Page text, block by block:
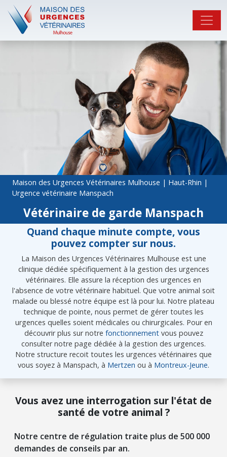
Maison des Urgences Vétérinaires Mulhouse | Haut-Rhin |
Urgence vétérinaire Manspach
Vétérinaire de garde Manspach
Quand chaque minute compte, vous
pouvez compter sur nous.
La Maison des Urgences Vétérinaires Mulhouse est une
clinique dédiée spécifiquement à la gestion des urgences
vétérinaires. Elle assure la réception des urgences en
l'absence de votre vétérinaire habituel. Que votre animal soit
malade ou blessé notre équipe est là pour lui. Notre plateau
technique de pointe, nous permet de gérer toutes les
urgences quelles soient médicales ou chirurgicales. Pour en
découvrir plus sur notre fonctionnementvous pouvez
consulter notre page dédiée à la gestion des urgences.
Notre structure recoit toutes les urgences vétérinaires que
vous soyez à Manspach, à Mertzen ou à Montreux-Jeune.
Vous avez une interrogation sur l'état de
santé de votre animal ?
Notre centre de régulation traite plus de 500 000
demandes de conseils par an.